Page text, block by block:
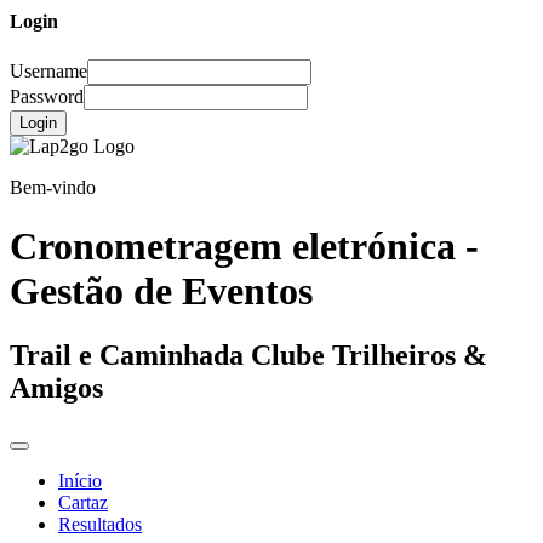
Login
Username
Password
Login
Bem-vindo
Cronometragem eletrónica -
Gestão de Eventos
Trail e Caminhada Clube Trilheiros &
Amigos
Início
Cartaz
Resultados